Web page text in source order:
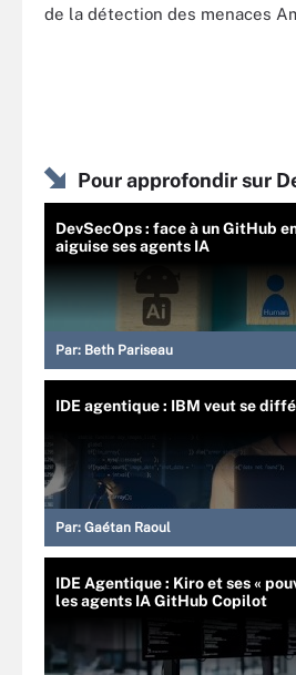
de la détection des menaces
Pour approfondir sur
DevSecOps : face à un GitHub
aiguise ses agents IA
Par: Beth Pariseau
IDE agentique : IBM veut se
Par: Gaétan Raoul
IDE Agentique : Kiro et ses «
les agents IA GitHub Copilot